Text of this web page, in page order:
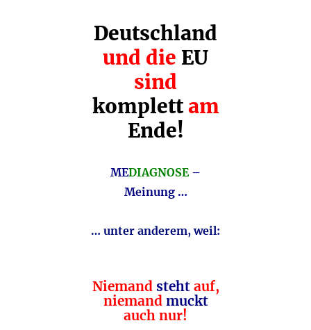
Deutschland
und die EU
sind
komplettam
Ende!
MEDIAGNOSE–
Meinung …
… unter anderem, weil:
Niemand stehtauf,
niemand muckt
auch nur!